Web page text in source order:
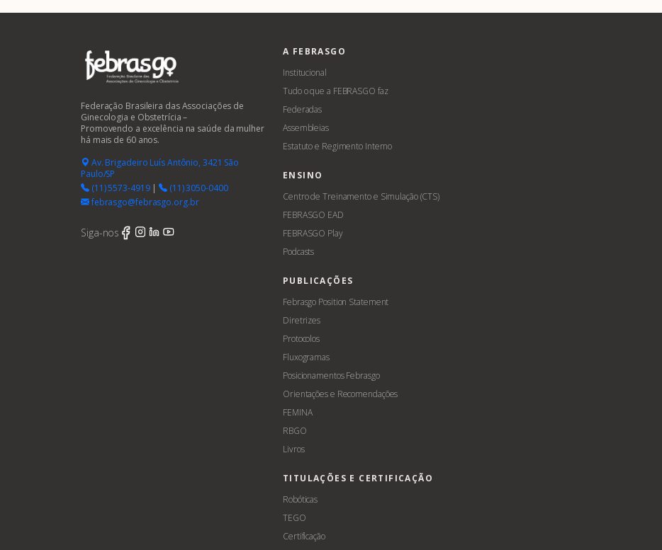
Federação Brasileira das Associações de
Ginecologia e Obstetrícia –
Promovendo a excelência na saúde da mulher
há mais de 60 anos.
Av. Brigadeiro Luís Antônio, 3421 São
Paulo/SP
(11) 5573-4919|
(11) 3050-0400
febrasgo@febrasgo.org.br
Siga-nos
A FEBRASGO
Institucional
Tudo o que a FEBRASGO faz
Federadas
Assembleias
Estatuto e Regimento Interno
ENSINO
Centro de Treinamento e Simulação (CTS)
FEBRASGO EAD
FEBRASGO Play
Podcasts
PUBLICAÇÕES
Febrasgo Position Statement
Diretrizes
Protocolos
Fluxogramas
Posicionamentos Febrasgo
Orientações e Recomendações
FEMINA
RBGO
Livros
TITULAÇÕES E CERTIFICAÇÃO
Robóticas
TEGO
Certificação